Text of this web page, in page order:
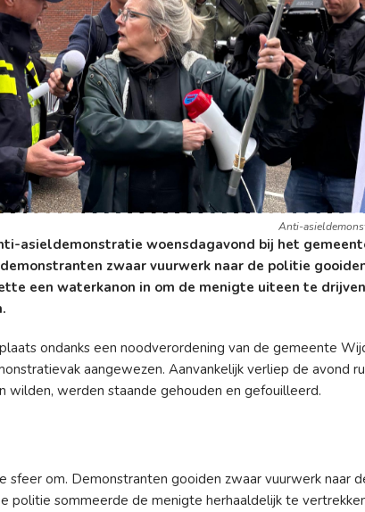
Anti-
asieldemonstratie woensdagavond bij het
zwaar vuurwerk naar de politie
een waterkanon in om de menigte uiteen te
ondanks een noodverordening van de gemeente
aangewezen. Aanvankelijk verliep de avond
wilden, werden staande gehouden en gefouilleerd.
sfeer om. Demonstranten gooiden zwaar vuurwerk naar
politie sommeerde de menigte herhaaldelijk te